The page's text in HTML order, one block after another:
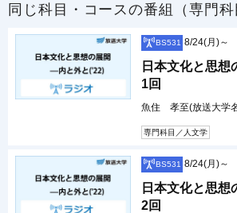
同じ科目・コースの番組（専門科
BS531 8/24(月)～
日本文化と思想
1回
魚住 孝至(放送大学
専門科目／人文学
BS531 8/24(月)～
日本文化と思想
2回